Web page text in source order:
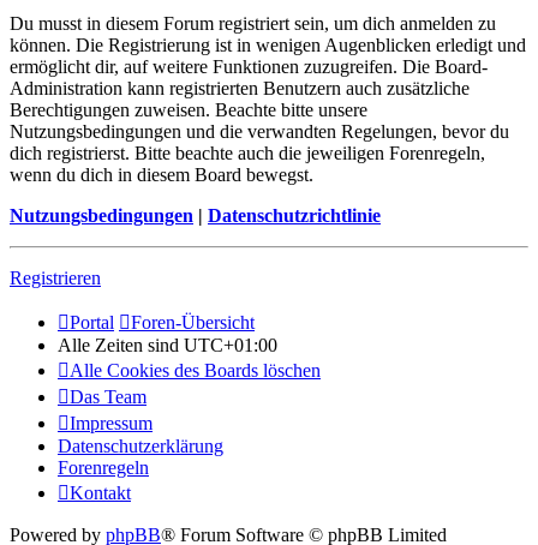
Du musst in diesem Forum registriert sein, um dich anmelden zu
können. Die Registrierung ist in wenigen Augenblicken erledigt und
ermöglicht dir, auf weitere Funktionen zuzugreifen. Die Board-
Administration kann registrierten Benutzern auch zusätzliche
Berechtigungen zuweisen. Beachte bitte unsere
Nutzungsbedingungen und die verwandten Regelungen, bevor du
dich registrierst. Bitte beachte auch die jeweiligen Forenregeln,
wenn du dich in diesem Board bewegst.
Nutzungsbedingungen | Datenschutzrichtlinie
Registrieren
Portal
Foren-Übersicht
Alle Zeiten sind UTC+01:00
Alle Cookies des Boards löschen
Das Team
Impressum
Datenschutzerklärung
Forenregeln
Kontakt
Powered by phpBB® Forum Software © phpBB Limited